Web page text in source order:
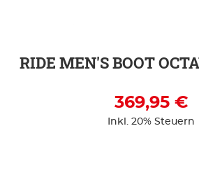
RIDE MEN'S BOOT
369,95 €
Inkl. 20% Steuern